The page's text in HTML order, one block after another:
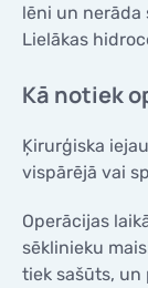
lēni un nerāda
Lielākas
Kā notiek
Ķirurģiska
vispārējā vai
Operācijas
sēklinieku
tiek sašūts, un